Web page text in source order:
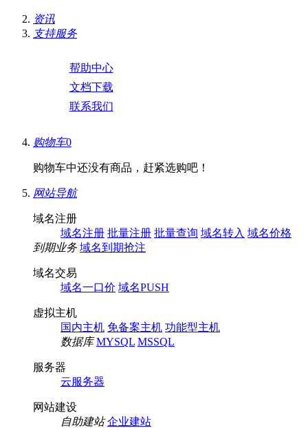
资讯
支持服务
帮助中心
文档下载
联系我们
购物车0
购物车中还没有商品，赶紧选购吧！
网站导航
域名注册
域名注册 批量注册 批量查询 域名转入 域名价格
到期业务 域名到期抢注
域名交易
域名一口价 域名PUSH
虚拟主机
国内主机 免备案主机 功能型主机
数据库 MYSQL MSSQL
服务器
云服务器
网站建设
自助建站 企业建站